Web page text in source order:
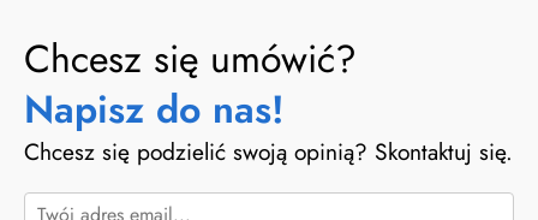
Chcesz się umówić?
Napisz do nas!
Chcesz się podzielić swoją opinią? Skontaktuj się.